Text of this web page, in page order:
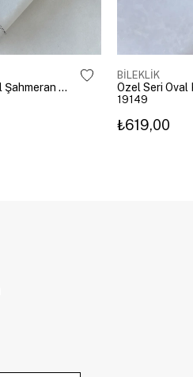
Altın Kaplama Emoji Model Şahmeran Gümüş
BİLEKLİK
19149
₺619,00